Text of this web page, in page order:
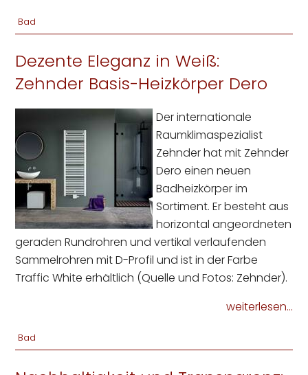
Bad
Dezente Eleganz in Weiß:
Zehnder Basis-Heizkörper Dero
Der internationale
Raumklimaspezialist
Zehnder hat mit Zehnder
Dero einen neuen
Badheizkörper im
Sortiment. Er besteht aus
horizontal angeordneten
geraden Rundrohren und vertikal verlaufenden
Sammelrohren mit D-Profil und ist in der Farbe
Traffic White erhältlich (Quelle und Fotos: Zehnder).
weiterlesen...
Bad